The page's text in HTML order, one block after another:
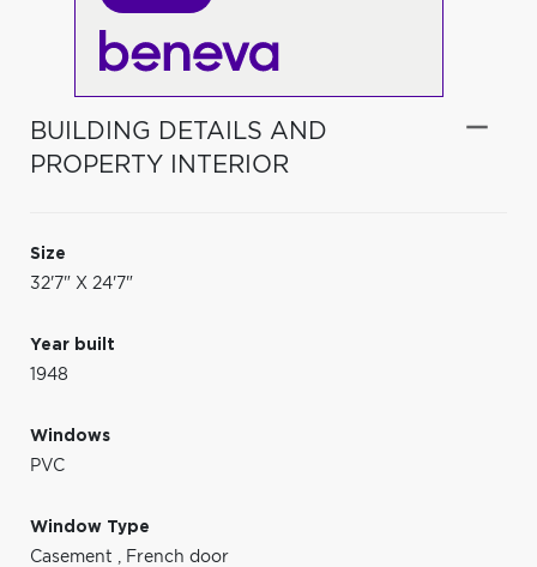
BUILDING DETAILS AND
PROPERTY INTERIOR
Size
32'7" X 24'7"
Year built
1948
Windows
PVC
Window Type
Casement , French door